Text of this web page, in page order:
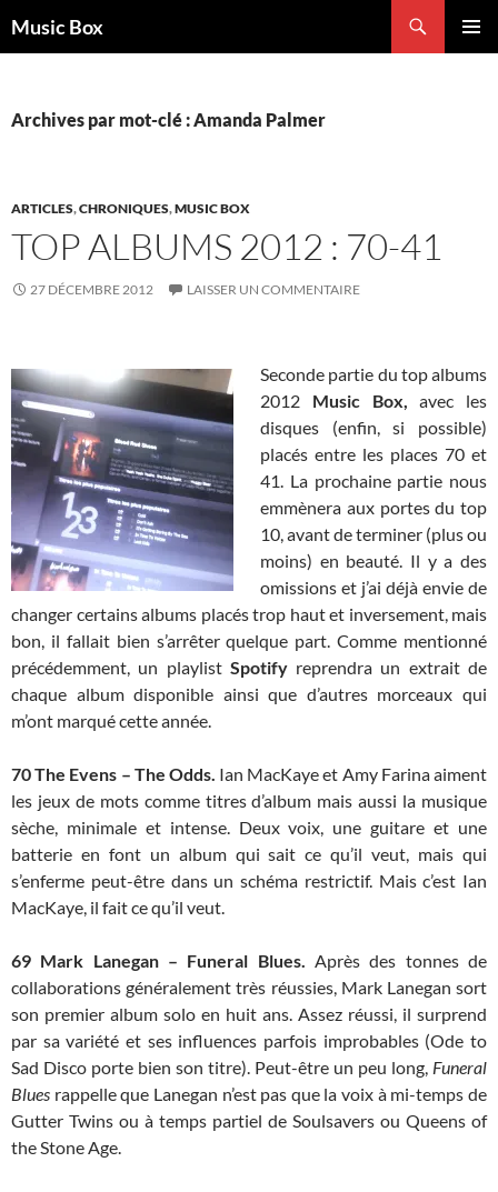
auMusic Box
Archives par mot-clé : Amanda Palmer
ARTICLES,CHRONIQUES,MUSIC BOX
TOP ALBUMS 2012 : 70-41
27 DÉCEMBRE 2012 LAISSER UN COMMENTAIRE
Seconde partie du top albums
2012 Music Box, avec les
disques (enfin, si possible)
placés entre les places 70 et
41. La prochaine partie nous
emmènera aux portes du top
10, avant de terminer (plus ou
moins) en beauté. Il y a des
omissions et j’ai déjà envie de
changer certains albums placés trop haut et inversement, mais
bon, il fallait bien s’arrêter quelque part. Comme mentionné
précédemment, un playlist Spotifyreprendra un extrait de
chaque album disponible ainsi que d’autres morceaux qui
m’ont marqué cette année.
70 The Evens – The Odds. Ian MacKaye et Amy Farina aiment
les jeux de mots comme titres d’album mais aussi la musique
sèche, minimale et intense. Deux voix, une guitare et une
batterie en font un album qui sait ce qu’il veut, mais qui
s’enferme peut-être dans un schéma restrictif. Mais c’est Ian
MacKaye, il fait ce qu’il veut.
69 Mark Lanegan – Funeral Blues.Après des tonnes de
collaborations généralement très réussies, Mark Lanegan sort
son premier album solo en huit ans. Assez réussi, il surprend
par sa variété et ses influences parfois improbables (Ode to
Sad Disco porte bien son titre). Peut-être un peu long, Funeral
Blues rappelle que Lanegan n’est pas que la voix à mi-temps de
Gutter Twins ou à temps partiel de Soulsavers ou Queens of
the Stone Age.